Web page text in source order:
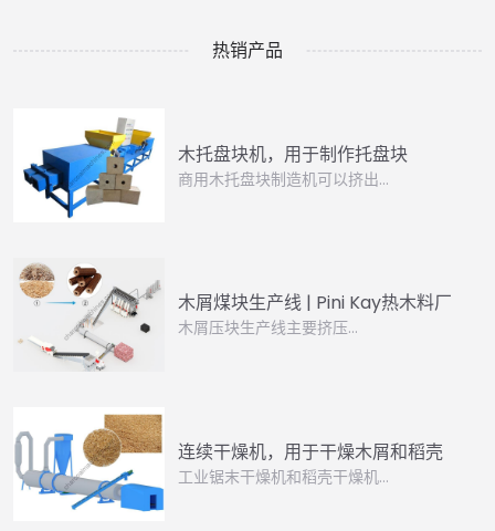
热销产品
木托盘块机，用于制作托盘块
商用木托盘块制造机可以挤出…
木屑煤块生产线 | Pini Kay热木料厂
木屑压块生产线主要挤压…
连续干燥机，用于干燥木屑和稻壳
工业锯末干燥机和稻壳干燥机…